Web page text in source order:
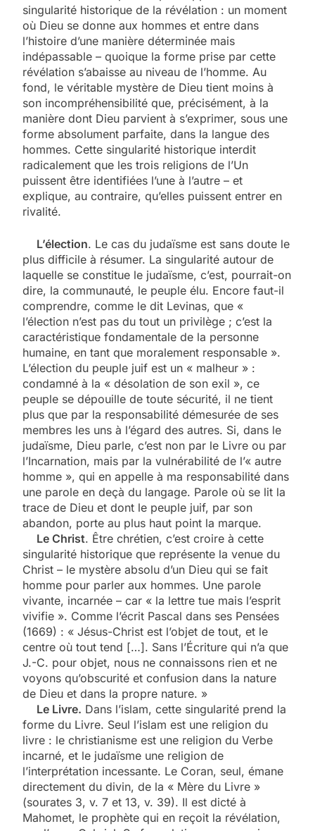
singularité historique de la révélation : un moment
où Dieu se donne aux hommes et entre dans
l’histoire d’une manière déterminée mais
indépassable – quoique la forme prise par cette
révélation s’abaisse au niveau de l’homme. Au
fond, le véritable mystère de Dieu tient moins à
son incompréhensibilité que, précisément, à la
manière dont Dieu parvient à s’exprimer, sous une
forme absolument parfaite, dans la langue des
hommes. Cette singularité historique interdit
radicalement que les trois religions de l’Un
puissent être identifiées l’une à l’autre – et
explique, au contraire, qu’elles puissent entrer en
rivalité.
L’élection. Le cas du judaïsme est sans doute le
plus difficile à résumer. La singularité autour de
laquelle se constitue le judaïsme, c’est, pourrait-on
dire, la communauté, le peuple élu. Encore faut-il
comprendre, comme le dit Levinas, que «
l’élection n’est pas du tout un privilège ; c’est la
caractéristique fondamentale de la personne
humaine, en tant que moralement responsable ».
L’élection du peuple juif est un « malheur » :
condamné à la « désolation de son exil », ce
peuple se dépouille de toute sécurité, il ne tient
plus que par la responsabilité démesurée de ses
membres les uns à l’égard des autres. Si, dans le
judaïsme, Dieu parle, c’est non par le Livre ou par
l’Incarnation, mais par la vulnérabilité de l’« autre
homme », qui en appelle à ma responsabilité dans
une parole en deçà du langage. Parole où se lit la
trace de Dieu et dont le peuple juif, par son
abandon, porte au plus haut point la marque.
Le Christ. Être chrétien, c’est croire à cette
singularité historique que représente la venue du
Christ – le mystère absolu d’un Dieu qui se fait
homme pour parler aux hommes. Une parole
vivante, incarnée – car « la lettre tue mais l’esprit
vivifie ». Comme l’écrit Pascal dans ses Pensées
(1669) : « Jésus-Christ est l’objet de tout, et le
centre où tout tend […]. Sans l’Écriture qui n’a que
J.-C. pour objet, nous ne connaissons rien et ne
voyons qu’obscurité et confusion dans la nature
de Dieu et dans la propre nature. »
Le Livre. Dans l’islam, cette singularité prend la
forme du Livre. Seul l’islam est une religion du
livre : le christianisme est une religion du Verbe
incarné, et le judaïsme une religion de
l’interprétation incessante. Le Coran, seul, émane
directement du divin, de la « Mère du Livre »
(sourates 3, v. 7 et 13, v. 39). Il est dicté à
Mahomet, le prophète qui en reçoit la révélation,